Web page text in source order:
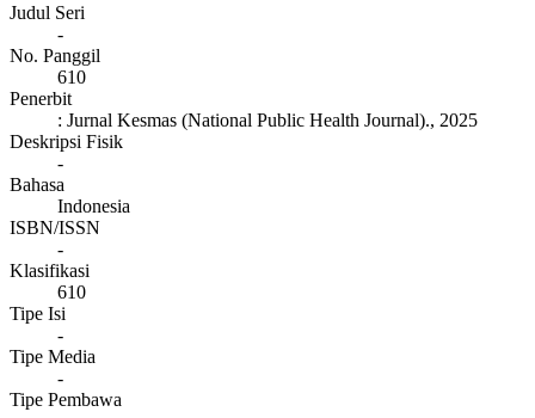
Judul Seri
-
No. Panggil
610
Penerbit
: Jurnal Kesmas (National Public Health Journal)., 2025
Deskripsi Fisik
-
Bahasa
Indonesia
ISBN/ISSN
-
Klasifikasi
610
Tipe Isi
-
Tipe Media
-
Tipe Pembawa